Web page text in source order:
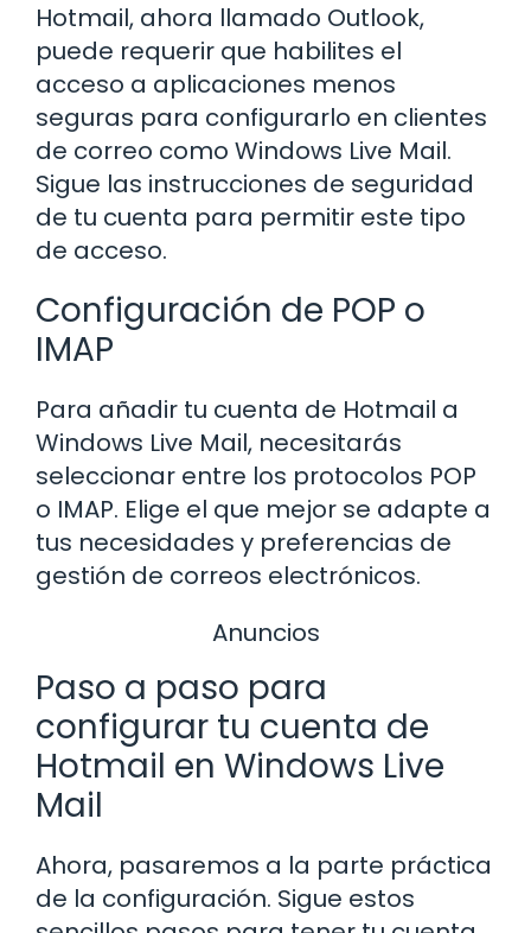
Hotmail, ahora llamado Outlook,
puede requerir que habilites el
acceso a aplicaciones menos
seguras para configurarlo en clientes
de correo como Windows Live Mail.
Sigue las instrucciones de seguridad
de tu cuenta para permitir este tipo
de acceso.
Configuración de POP o
IMAP
Para añadir tu cuenta de Hotmail a
Windows Live Mail, necesitarás
seleccionar entre los protocolos POP
o IMAP. Elige el que mejor se adapte a
tus necesidades y preferencias de
gestión de correos electrónicos.
Anuncios
Paso a paso para
configurar tu cuenta de
Hotmail en Windows Live
Mail
Ahora, pasaremos a la parte práctica
de la configuración. Sigue estos